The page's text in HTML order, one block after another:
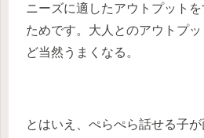
ニーズに適したアウトプット
ためです。大人とのアウトプ
ど当然うまくなる。
とはいえ、ぺらぺら話せる子